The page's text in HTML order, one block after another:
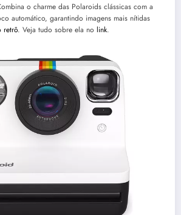
o charme das Polaroids clássicas com a
automático, garantindo imagens mais nítidas
retrô. Veja tudo sobre ela no link.